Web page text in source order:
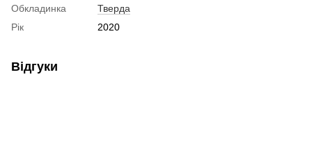
Обкладинка
Тверда
Рік
2020
Відгуки